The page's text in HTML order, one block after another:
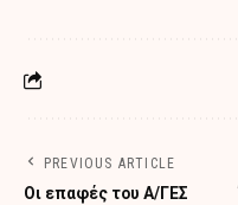
PREVIOUS ARTICLE
Οι επαφές του Α/ΓΕΣ